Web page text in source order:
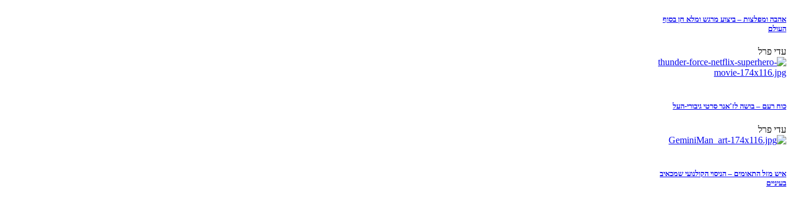
אהבה ומפלצות – ביצוע מרגש ומלא חן בסוף
העולם
עדי פרל
כוח רעם – בושה לז'אנר סרטי גיבורי-העל
עדי פרל
איש מזל התאומים – הניסוי הקולנועי שמכאיב
בעיניים